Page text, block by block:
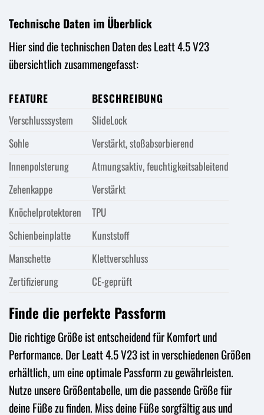
Technische Daten im Überblick
Hier sind die technischen Daten des Leatt 4.5 V23
übersichtlich zusammengefasst:
FEATURE
BESCHREIBUNG
Verschlusssystem
SlideLock
Sohle
Verstärkt, stoßabsorbierend
Innenpolsterung
Atmungsaktiv, feuchtigkeitsableitend
Zehenkappe
Verstärkt
Knöchelprotektoren
TPU
Schienbeinplatte
Kunststoff
Manschette
Klettverschluss
Zertifizierung
CE-geprüft
Finde die perfekte Passform
Die richtige Größe ist entscheidend für Komfort und
Performance. Der Leatt 4.5 V23 ist in verschiedenen Größen
erhältlich, um eine optimale Passform zu gewährleisten.
Nutze unsere Größentabelle, um die passende Größe für
deine Füße zu finden. Miss deine Füße sorgfältig aus und